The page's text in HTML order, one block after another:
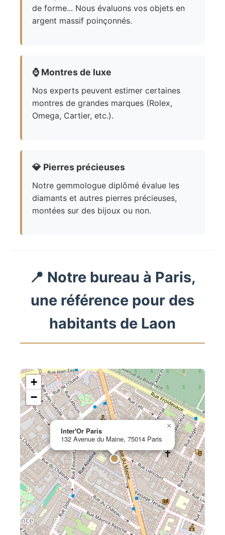
de forme... Nous évaluons vos objets en
argent massif poinçonnés.
⌚ Montres de luxe
Nos experts peuvent estimer certaines
montres de grandes marques (Rolex,
Omega, Cartier, etc.).
💎 Pierres précieuses
Notre gemmologue diplômé évalue les
diamants et autres pierres précieuses,
montées sur des bijoux ou non.
📍 Notre bureau à Paris,
une référence pour des
habitants de Laon
Inter'Or Paris
132 Avenue du Maine, 75014 Paris
×
+
−